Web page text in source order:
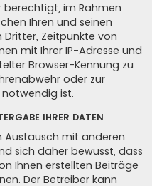
berechtigt, im Rahmen
Ihren und seinen
Dritter, Zeitpunkte von
mit Ihrer IP-Adresse und
Browser-Kennung zu
oder zur
ist.
IHRER DATEN
Austausch mit anderen
sich daher bewusst, dass
Ihnen erstellten Beiträge
Der Betreiber kann